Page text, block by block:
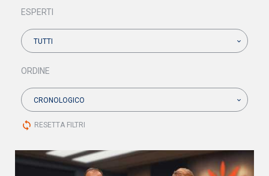
ESPERTI
TUTTI
ORDINE
CRONOLOGICO
sync RESETTA FILTRI